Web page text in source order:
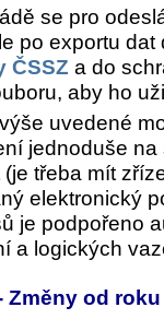
se pro
po exportu dat
ČSSZ a do
aby ho
uvedené
jednoduše
(je třeba mít
elektronický
je podpořeno
a logických
Změny od